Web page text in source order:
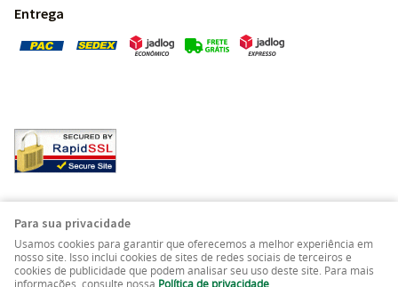
Entrega
LOJA VIRTUAL CRIADA POR
Para sua privacidade
Usamos cookies para garantir que oferecemos a melhor experiência em
nosso site. Isso inclui cookies de sites de redes sociais de terceiros e
cookies de publicidade que podem analisar seu uso deste site. Para mais
informações, consulte nossa Política de privacidade